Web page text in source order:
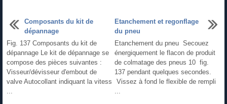
Composants du kit de
dépannage
Fig. 137 Composants du kit de
dépannage Le kit de dépannage se
compose des pièces suivantes :
Visseur/dévisseur d'embout de
valve Autocollant indiquant la vitess
...
Etanchement et regonflage
du pneu
Etanchement du pneu Secouez
énergiquement le flacon de produit
de colmatage des pneus 10 fig.
137 pendant quelques secondes.
Vissez à fond le flexible de rempli
...